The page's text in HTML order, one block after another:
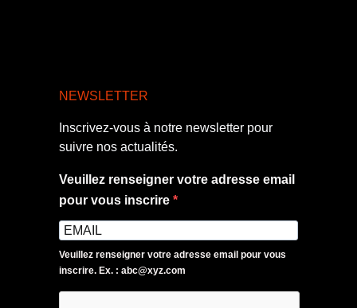
NEWSLETTER
Inscrivez-vous à notre newsletter pour
suivre nos actualités.
Veuillez renseigner votre adresse email
pour vous inscrire
Veuillez renseigner votre adresse email pour vous
inscrire. Ex. : abc@xyz.com